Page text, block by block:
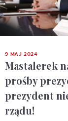
9 MAJ 2024
Mastalerek
prośby
prezydent
rządu!